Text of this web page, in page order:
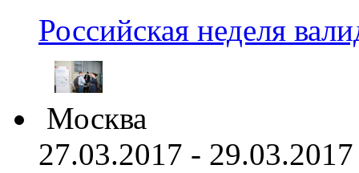
Российская неделя
Москва
27.03.2017 - 29.03.2017